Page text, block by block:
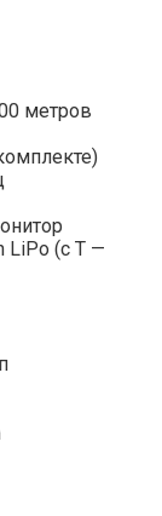
метров
LiPo (с Т —